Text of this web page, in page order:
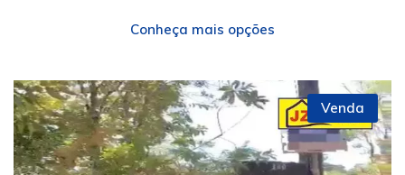
Conheça mais opções
Venda